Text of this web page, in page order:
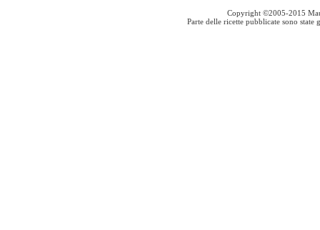
Copyright ©2005-2015
Parte delle ricette pubblicate sono state